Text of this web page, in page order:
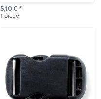
5,10 € *
1 pièce